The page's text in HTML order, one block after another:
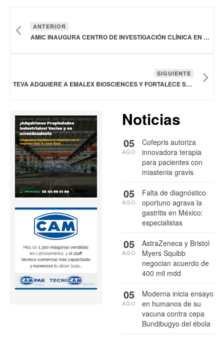
ANTERIOR
AMIC INAUGURA CENTRO DE INVESTIGACIÓN CLÍNICA EN PACHUCA PARA ENSAYOS CON BIOTECNOLÓGICOS Y HORMONAS DE CRECIMIENTO
SIGUIENTE
TEVA ADQUIERE A EMALEX BIOSCIENCES Y FORTALECE SU CARTERA DE PRODUCTOS NEUROCIENTÍFICOS
Noticias
Cofepris autoriza
innovadora terapia
para pacientes con
miastenia gravis
05
AGO
Falta de diagnóstico
oportuno agrava la
gastritis en México:
especialistas
05
AGO
AstraZeneca y Bristol
Myers Squibb
negocian acuerdo de
400 mil mdd
05
AGO
Moderna inicia ensayo
en humanos de su
vacuna contra cepa
Bundibugyo del ébola
05
AGO